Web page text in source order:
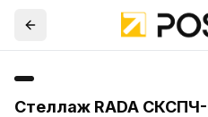
Стеллаж RADA